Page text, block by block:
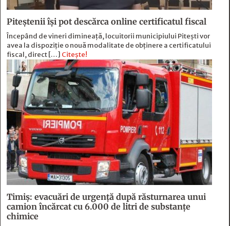
Piteștenii își pot descărca online certificatul fiscal
Începând de vineri dimineață, locuitorii municipiului Pitești vor
avea la dispoziție o nouă modalitate de obținere a certificatului
fiscal, direct […] Citește!
Timiș: evacuări de urgență după răsturnarea unui
camion încărcat cu 6.000 de litri de substanțe
chimice